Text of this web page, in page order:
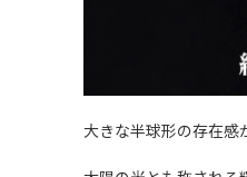
大きな半球形の存在感